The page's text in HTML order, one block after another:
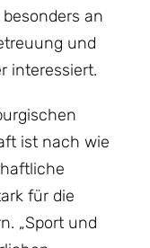
an
und
interessiert.
ist nach wie
für die
„Sport und